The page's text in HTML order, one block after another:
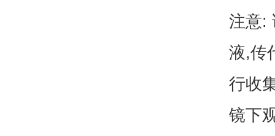
注意:
液,传
行收
镜下